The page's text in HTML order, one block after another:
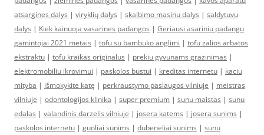
atsargines dalys | viryklių dalys | skalbimo masinu dalys | saldytuvu
dalys | Kiek kainuoja vasarines padangos | Geriausi asariniu padangu
gamintojai 2021 metais | tofu su bambuko anglimi | tofu zalios arbatos
ekstraktu | tofu kraikas originalus | prekiu gyvunams grazinimas |
elektromobiliu ikrovimui | paskolos bustui | kreditas internetu | kaciu
mityba | išmokykite katę | perkraustymo paslaugos vilniuje | meistras
vilniuje | odontologijos klinika | super premium | sunu maistas | sunu
edalas | valandinis darzelis vilniuje | josera katems | josera sunims |
paskolos internetu | guoliai sunims | dubeneliai sunims | sunu